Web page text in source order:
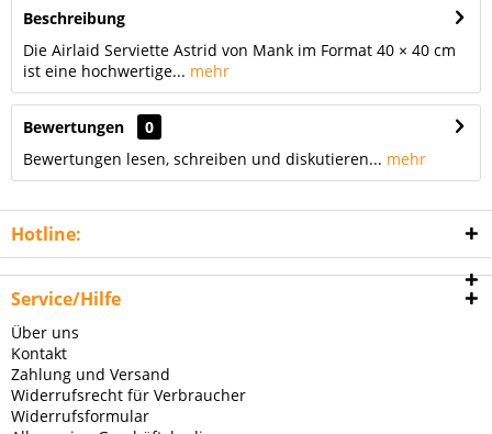
Beschreibung
Die Airlaid Serviette Astrid von Mank im Format 40 × 40 cm
ist eine hochwertige... mehr
Bewertungen
0
Bewertungen lesen, schreiben und diskutieren... mehr
Hotline:
Service/Hilfe
Über uns
Kontakt
Zahlung und Versand
Widerrufsrecht für Verbraucher
Widerrufsformular